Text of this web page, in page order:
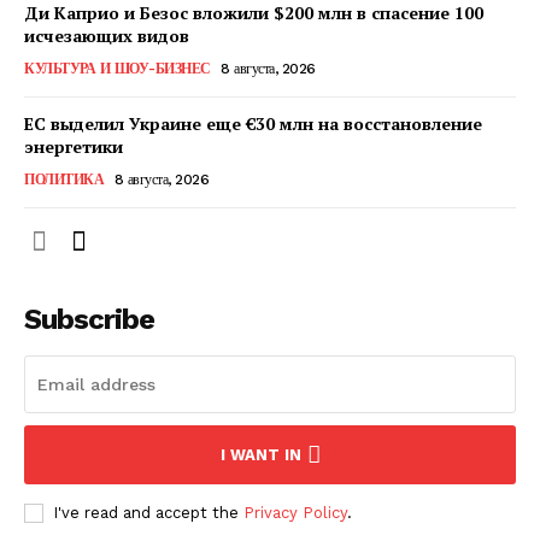
КавПолит
Ди Каприо и Безос вложили $200 млн в спасение 100
исчезающих видов
КУЛЬТУРА И ШОУ-БИЗНЕС 8 августа, 2026
ЕС выделил Украине еще €30 млн на восстановление
энергетики
ПОЛИТИКА 8 августа, 2026
Subscribe
I WANT IN
I've read and accept the Privacy Policy.